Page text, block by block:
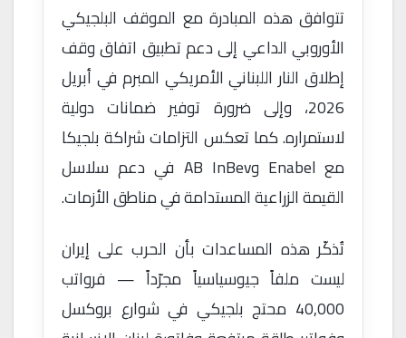
تتوافق هذه المبادرة مع الموقف البلجيكي
الأوروبي الداعي إلى دعم تطبيق اتفاق وقف
إطلاق النار اللبناني الأمريكي المبرم في أبريل
2026، وإلى ضرورة توفير ضمانات دولية
لاستمراره. كما تعكس التزامات شراكة بلجيكا
مع Enabel وAB InBev في دعم سلاسل
القيمة الزراعية المستدامة في مناطق الأزمات.
تُذكّر هذه المساعدات بأن الحرب على إيران
ليست ملفاً جيوسياسياً مجرّداً — فرواتب
40,000 محتج بلجيكي في شوارع بروكسل